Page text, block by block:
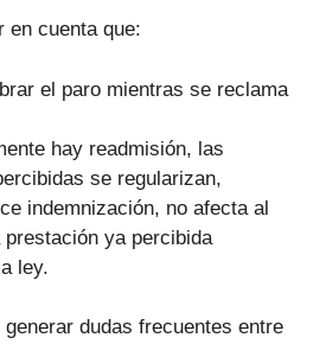
en cuenta que:
el paro mientras se reclama
hay readmisión, las
se regularizan,
indemnización, no afecta al
prestación ya percibida
ley.
dudas frecuentes entre